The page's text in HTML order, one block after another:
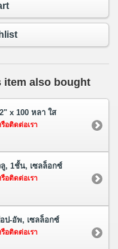
item also bought
x 100 หลา ใส
อติดต่อเรา
, 1ชั้น, เซลล็อกซ์
อติดต่อเรา
ป-อัพ, เซลล็อกซ์
อติดต่อเรา